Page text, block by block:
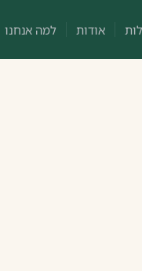
אודות למה אנחנו